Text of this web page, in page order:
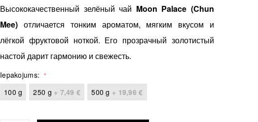
Высококачественный зелёный чай Moon Palace (Chun
Mee) отличается тонким ароматом, мягким вкусом и
лёгкой фруктовой ноткой. Его прозрачный золотистый
настой дарит гармонию и свежесть.
Iepakojums
100 g
250 g + 7,49 € 500 g + 19,96 €